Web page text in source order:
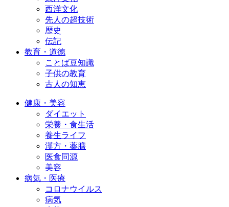
西洋文化
先人の超技術
歴史
伝記
教育・道徳
ことば豆知識
子供の教育
古人の知恵
健康・美容
ダイエット
栄養・食生活
養生ライフ
漢方・薬膳
医食同源
美容
病気・医療
コロナウイルス
病気